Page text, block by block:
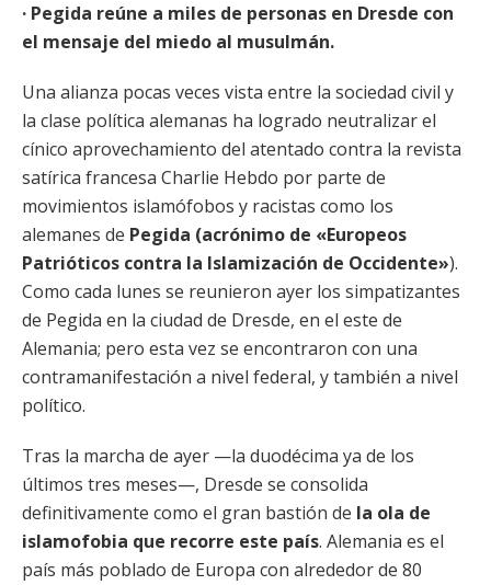
· Pegida reúne a miles de personas en Dresde con
el mensaje del miedo al musulmán.
Una alianza pocas veces vista entre la sociedad civil y
la clase política alemanas ha logrado neutralizar el
cínico aprovechamiento del atentado contra la revista
satírica francesa Charlie Hebdo por parte de
movimientos islamófobos y racistas como los
alemanes de Pegida (acrónimo de «Europeos
Patrióticos contra la Islamización de Occidente»).
Como cada lunes se reunieron ayer los simpatizantes
de Pegida en la ciudad de Dresde, en el este de
Alemania; pero esta vez se encontraron con una
contramanifestación a nivel federal, y también a nivel
político.
Tras la marcha de ayer —la duodécima ya de los
últimos tres meses—, Dresde se consolida
definitivamente como el gran bastión de la ola de
islamofobia que recorre este país. Alemania es el
país más poblado de Europa con alrededor de 80